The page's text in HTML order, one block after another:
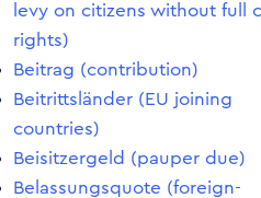
levy on citizens without full
rights)
Beitrag (contribution)
Beitrittsländer (EU joining
countries)
Beisitzergeld (pauper due)
Belassungsquote (foreign-